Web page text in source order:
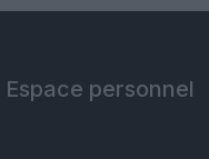
Espace personnel